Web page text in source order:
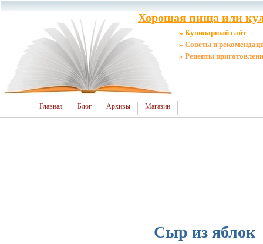
Хорошая пища или
» Кулинарный сайт
» Советы и
» Рецепты
Главная Блог Архивы Магазин
Сыр из яблок